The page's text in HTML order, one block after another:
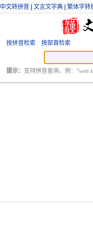
中文转拼音 文言文字典 繁体字转
按拼音检索 按部首检索
提示： 支持拼音查询，例：“wen